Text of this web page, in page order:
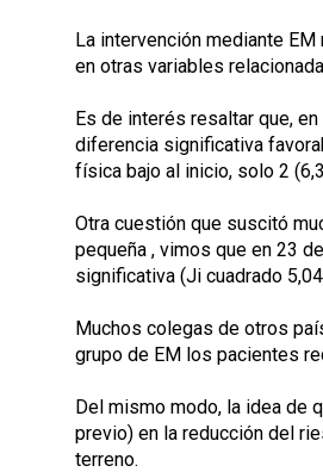
La intervención mediante
en otras variables
Es de interés resaltar que,
diferencia significativa
física bajo al inicio, solo 2
Otra cuestión que suscitó
pequeña , vimos que en 23
significativa (Ji cuadrado
Muchos colegas de otros
grupo de EM los pacientes
Del mismo modo, la idea de
previo) en la reducción del
terreno.